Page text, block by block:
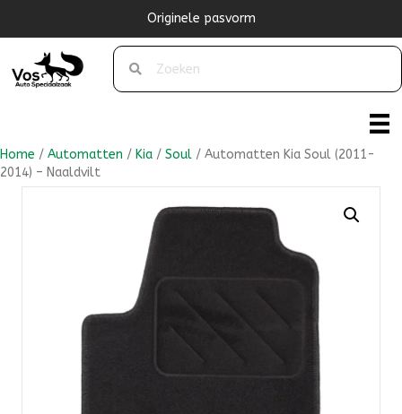
Originele pasvorm
Home / Automatten / Kia / Soul / Automatten Kia Soul (2011-
2014) – Naaldvilt